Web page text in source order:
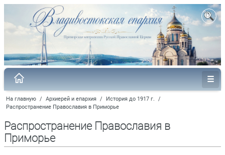
На главную / Архиерей и епархия / История до 1917 г.
/
Распространение Православия в Приморье
Распространение Православия в
Приморье